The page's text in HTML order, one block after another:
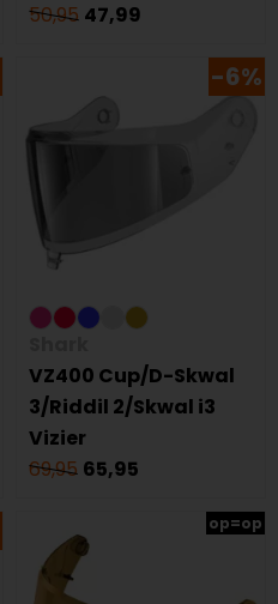
50,95 47,99
-6%
VZ400 Cup/D-Skwal
3/Riddil 2/Skwal i3
Vizier
69,95 65,95
op=op